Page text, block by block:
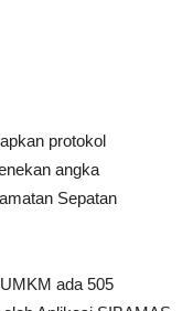
protokol
angka
Sepatan
ada 505